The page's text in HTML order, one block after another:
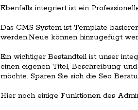
Ebenfalls integriert ist ein
Das CMS System ist Template
werden.Neue können hinzugefügt
Ein wichtiger Bestandteil ist unser
einen eigenen Titel, Beschreibung
möchte. Sparen Sie sich die Seo
Hier noch einige Funktionen des